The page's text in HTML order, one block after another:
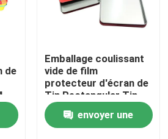
de
Emballage coulissant
vide de film
protecteur d'écran de
Tin Rectangular Tin
Box For
envoyer une